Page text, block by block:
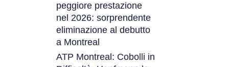
peggiore prestazione
nel 2026: sorprendente
eliminazione al debutto
a Montreal
ATP Montreal: Cobolli in